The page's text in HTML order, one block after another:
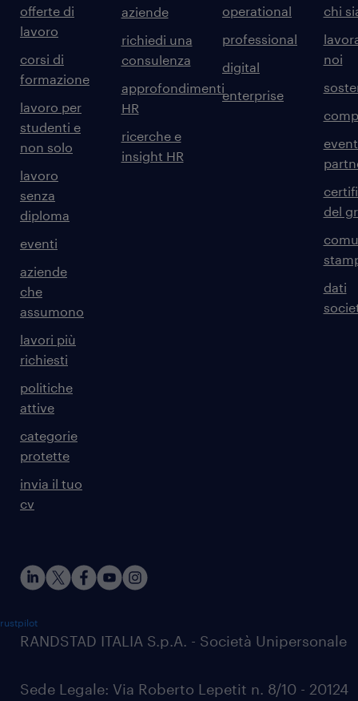
offerte di
lavoro
corsi di
formazione
lavoro per
studenti e
non solo
lavoro
senza
diploma
eventi
aziende
che
assumono
lavori più
richiesti
politiche
attive
categorie
protette
invia il tuo
cv
aziende
richiedi una
consulenza
approfondimenti
HR
ricerche e
insight HR
operational
professional
digital
enterprise
chi
noi
del
dati
RANDSTAD ITALIA S.p.A. - Società Unipersonale
Sede Legale: Via Roberto Lepetit n. 8/10 - 20124